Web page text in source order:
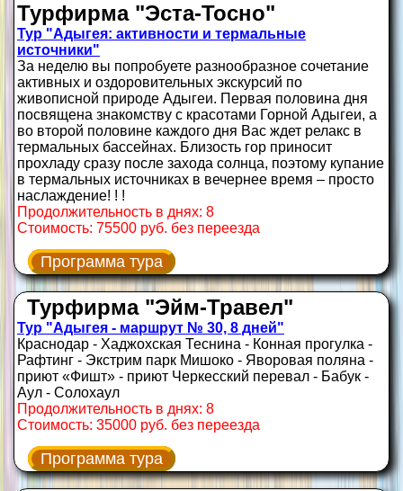
Турфирма "Эста-Тосно"
Тур "Адыгея: активности и термальные
источники"
За неделю вы попробуете разнообразное сочетание
активных и оздоровительных экскурсий по
живописной природе Адыгеи. Первая половина дня
посвящена знакомству с красотами Горной Адыгеи, а
во второй половине каждого дня Вас ждет релакс в
термальных бассейнах. Близость гор приносит
прохладу сразу после захода солнца, поэтому купание
в термальных источниках в вечернее время – просто
наслаждение! ! !
Продолжительность в днях: 8
Стоимость: 75500 руб. без переезда
Программа тура
Турфирма "Эйм-Травел"
Тур "Адыгея - маршрут № 30, 8 дней"
Краснодар - Хаджохская Теснина - Конная прогулка -
Рафтинг - Экстрим парк Мишоко - Яворовая поляна -
приют «Фишт» - приют Черкесский перевал - Бабук -
Аул - Солохаул
Продолжительность в днях: 8
Стоимость: 35000 руб. без переезда
Программа тура